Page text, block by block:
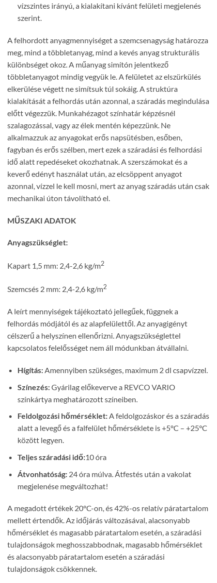
vízszintes irányú, a kialakítani kívánt felületi megjelenés
szerint.
A felhordott anyagmennyiséget a szemcsenagyság határozza
meg, mind a többletanyag, mind a kevés anyag strukturális
különbséget okoz. A műanyag simítón jelentkező
többletanyagot mindig vegyük le. A felületet az elszürkülés
elkerülése végett ne simítsuk túl sokáig. A struktúra
kialakítását a felhordás után azonnal, a száradás megindulása
előtt végezzük. Munkahézagot színhatár képzésnél
szalagozással, vagy az élek mentén képezzünk. Ne
alkalmazzuk az anyagokat erős napsütésben, esőben,
fagyban és erős szélben, mert ezek a száradási és felhordási
idő alatt repedéseket okozhatnak. A szerszámokat és a
keverő edényt használat után, az elcsöppent anyagot
azonnal, vízzel le kell mosni, mert az anyag száradás után csak
mechanikai úton távolítható el.
MŰSZAKI ADATOK
Anyagszükséglet:
Kapart 1,5 mm: 2,4-2,6 kg/m2
Szemcsés 2 mm: 2,4-2,6 kg/m2
A leírt mennyiségek tájékoztató jellegűek, függnek a
felhordás módjától és az alapfelülettől. Az anyagigényt
célszerű a helyszínen ellenőrizni. Anyagszükséglettel
kapcsolatos felelősséget nem áll módunkban átvállalni.
Hígítás:Amennyiben szükséges, maximum 2 dl csapvízzel.
Színezés:Gyárilag előkeverve a REVCO VARIO
színkártya meghatározott színeiben.
Feldolgozási hőmérséklet:A feldolgozáskor és a száradás
alatt a levegő és a falfelület hőmérséklete is +5°C – +25°C
között legyen.
Teljes száradási idő:10 óra
Átvonhatóság: 24 óra múlva. Átfestés után a vakolat
megjelenése megváltozhat!
A megadott értékek 20°C-on, és 42%-os relatív páratartalom
mellett értendők. Az időjárás változásával, alacsonyabb
hőmérséklet és magasabb páratartalom esetén, a száradási
tulajdonságok meghosszabbodnak, magasabb hőmérséklet
és alacsonyabb páratartalom esetén a száradási
tulajdonságok csökkennek.